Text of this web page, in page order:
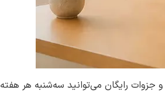
و جزوات رایگان می‌توانید سه‌شنبه هر هفته